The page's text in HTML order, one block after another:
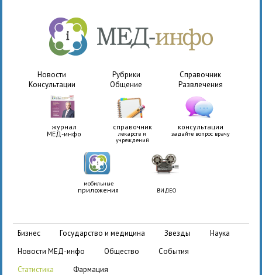
Новости Рубрики
Справочник
Консультации
Общение Развлечения
журнал
МЕД-инфо
справочник
лекарств и
учреждений
консультации
задайте вопрос врачу
мобильные
приложения ВИДЕО
бизнес государство и медицина звезды
наука
новости МЕД-инфо
общество
события
статистика
фармация